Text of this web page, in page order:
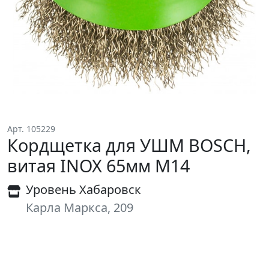
Арт. 105229
Кордщетка для УШМ BOSCH,
витая INOX 65мм М14
Уровень Хабаровск
Карла Маркса, 209